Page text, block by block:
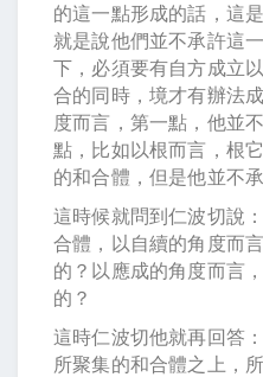
的這一點形成的話，這
就是說他們並不承許這
下，必須要有自方成立
合的同時，境才有辦法
度而言，第一點，他並
點，比如以根而言，根
的和合體，但是他並不
這時候就問到仁波切說
合體，以自續的角度而
的？以應成的角度而言
的？
這時仁波切他就再回答
所聚集的和合體之上，